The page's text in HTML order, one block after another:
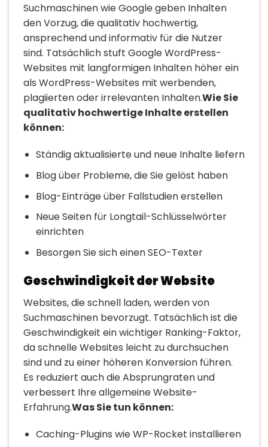
Suchmaschinen wie Google geben Inhalten
den Vorzug, die qualitativ hochwertig,
ansprechend und informativ für die Nutzer
sind. Tatsächlich stuft Google WordPress-
Websites mit langformigen Inhalten höher ein
als WordPress-Websites mit werbenden,
plagiierten oder irrelevanten Inhalten.Wie Sie
qualitativ hochwertige Inhalte erstellen
können:
Ständig aktualisierte und neue Inhalte liefern
Blog über Probleme, die Sie gelöst haben
Blog-Einträge über Fallstudien erstellen
Neue Seiten für Longtail-Schlüsselwörter
einrichten
Besorgen Sie sich einen SEO-Texter
Geschwindigkeit der Website
Websites, die schnell laden, werden von
Suchmaschinen bevorzugt. Tatsächlich ist die
Geschwindigkeit ein wichtiger Ranking-Faktor,
da schnelle Websites leicht zu durchsuchen
sind und zu einer höheren Konversion führen.
Es reduziert auch die Absprungraten und
verbessert Ihre allgemeine Website-
Erfahrung.Was Sie tun können:
Caching-Plugins wie WP-Rocket installieren